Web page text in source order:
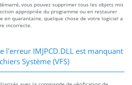
vous pouvez supprimer tous les objets mis
appropriée du programme ou en restaurer
en quarantaine, quelque chose de votre logiciel a
incorrecte.
l'erreur IMJPCD.DLL est manquant
Système (VFS)